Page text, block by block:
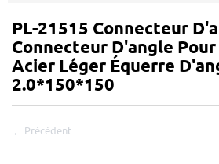
À propos
Contact
Demande en ligne
PL-21515 Connecteur
Connecteur D'angle
Acier Léger Équerre
2.0*150*150
← Précédent